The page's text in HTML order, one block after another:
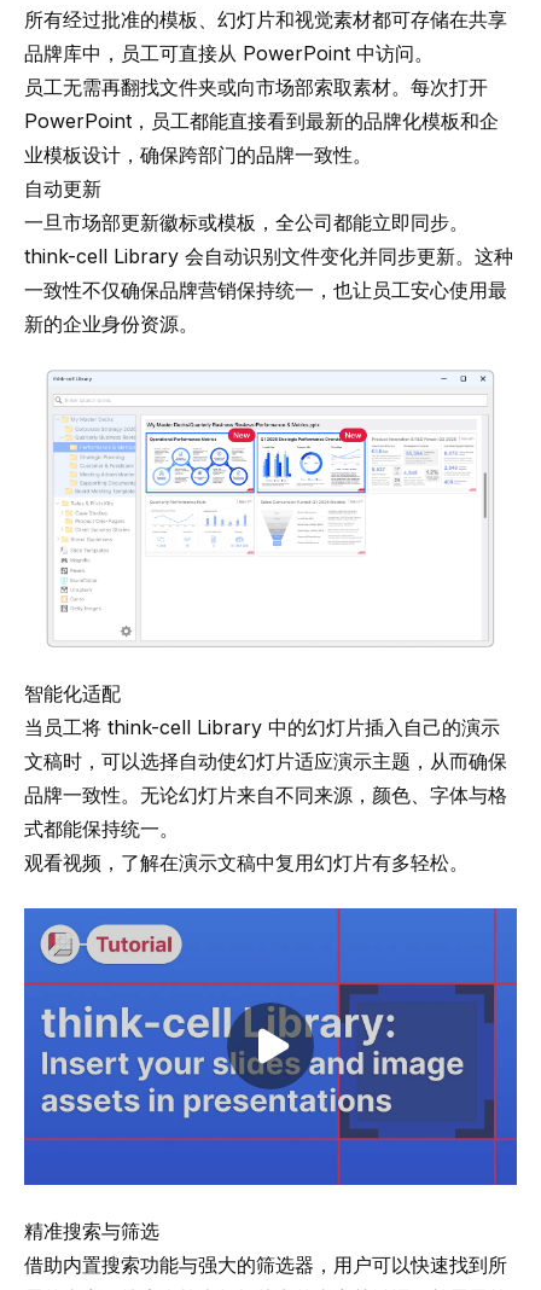
所有经过批准的模板、幻灯片和视觉素材都可存储在共享
品牌库中，员工可直接从 PowerPoint 中访问。
员工无需再翻找文件夹或向市场部索取素材。每次打开
PowerPoint，员工都能直接看到最新的品牌化模板和企
业模板设计，确保跨部门的品牌一致性。
自动更新
一旦市场部更新徽标或模板，全公司都能立即同步。
think-cell Library 会自动识别文件变化并同步更新。这种
一致性不仅确保品牌营销保持统一，也让员工安心使用最
新的企业身份资源。
智能化适配
当员工将 think-cell Library 中的幻灯片插入自己的演示
文稿时，可以选择自动使幻灯片适应演示主题，从而确保
品牌一致性。无论幻灯片来自不同来源，颜色、字体与格
式都能保持统一。
观看视频，了解在演示文稿中复用幻灯片有多轻松。
Play video
精准搜索与筛选
借助内置搜索功能与强大的筛选器，用户可以快速找到所